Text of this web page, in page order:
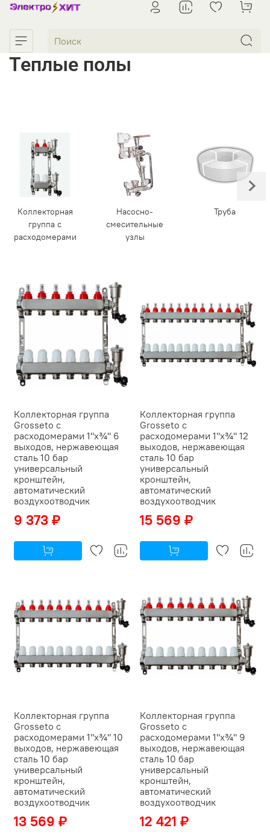
Теплые полы
Коллекторная
группа с
расходомерами
Насосно-
смесительные
узлы
Труба
Коллекторная группа
Grosseto с
расходомерами 1"x¾" 6
выходов, нержавеющая
сталь 10 бар
универсальный
кронштейн,
автоматический
воздухоотводчик
9 373 ₽
Коллекторная группа
Grosseto с
расходомерами 1"x¾" 12
выходов, нержавеющая
сталь 10 бар
универсальный
кронштейн,
автоматический
воздухоотводчик
15 569 ₽
Коллекторная группа
Grosseto с
расходомерами 1"x¾" 10
выходов, нержавеющая
сталь 10 бар
универсальный
кронштейн,
автоматический
воздухоотводчик
13 569 ₽
Коллекторная группа
Grosseto с
расходомерами 1"x¾" 9
выходов, нержавеющая
сталь 10 бар
универсальный
кронштейн,
автоматический
воздухоотводчик
12 421 ₽